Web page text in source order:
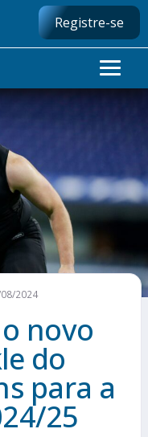
Registre-se
2024
novo
do
para a
25